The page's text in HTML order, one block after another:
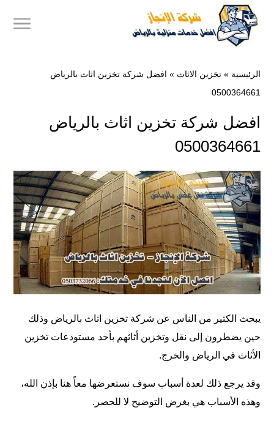
الرئيسية » تخزين الاثاث » افضل شركة تخزين اثاث بالرياض
0500364661
افضل شركة تخزين اثاث بالرياض
0500364661
يبحث الكثير من الناس عن شركة تخزين اثاث بالرياض وذلك
حين يضطرون إلى نقل وتخزين أثاثهم بأحد مستودعات تخزين
الأثاث في الرياض والخرج.
وقد يرجع ذلك لعدة أسباب سوف نستعرضها معاً هنا بإذن الله،
وهذه الأسباب هي بغرض التوضيح لا للحصر.